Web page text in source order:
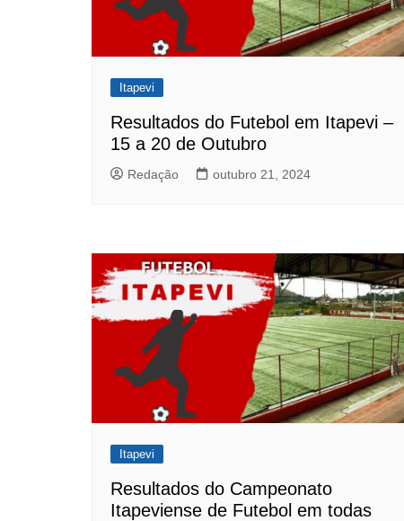
Itapevi
Resultados do Futebol em Itapevi –
15 a 20 de Outubro
Redação outubro 21, 2024
Itapevi
Resultados do Campeonato
Itapeviense de Futebol em todas